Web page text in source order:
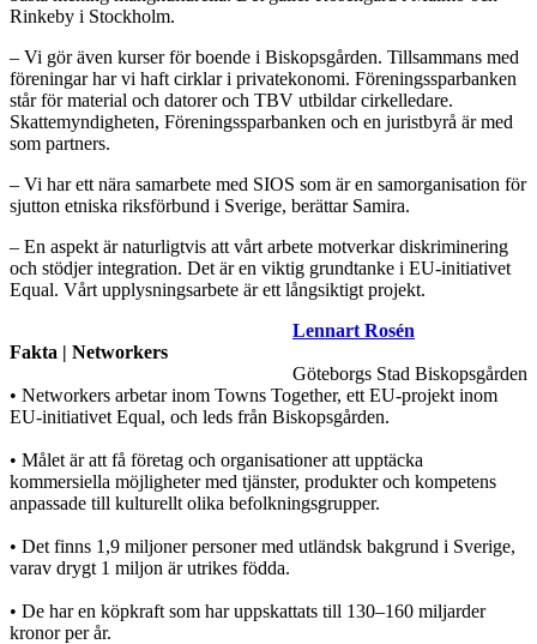
Rinkeby i Stockholm.
– Vi gör även kurser för boende i Biskopsgården. Tillsammans med
föreningar har vi haft cirklar i privatekonomi. Föreningssparbanken
står för material och datorer och TBV utbildar cirkelledare.
Skattemyndigheten, Föreningssparbanken och en juristbyrå är med
som partners.
– Vi har ett nära samarbete med SIOS som är en samorganisation för
sjutton etniska riksförbund i Sverige, berättar Samira.
– En aspekt är naturligtvis att vårt arbete motverkar diskriminering
och stödjer integration. Det är en viktig grundtanke i EU-initiativet
Equal. Vårt upplysningsarbete är ett långsiktigt projekt.
Lennart Rosén
Göteborgs Stad Biskopsgården
Fakta | Networkers
• Networkers arbetar inom Towns Together, ett EU-projekt inom
EU-initiativet Equal, och leds från Biskopsgården.
• Målet är att få företag och organisationer att upptäcka
kommersiella möjligheter med tjänster, produkter och kompetens
anpassade till kulturellt olika befolkningsgrupper.
• Det finns 1,9 miljoner personer med utländsk bakgrund i Sverige,
varav drygt 1 miljon är utrikes födda.
• De har en köpkraft som har uppskattats till 130–160 miljarder
kronor per år.